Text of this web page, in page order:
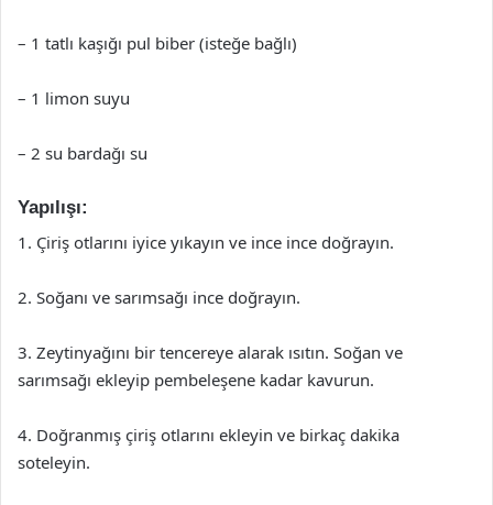
– 1 tatlı kaşığı pul biber (isteğe bağlı)
– 1 limon suyu
– 2 su bardağı su
Yapılışı:
1. Çiriş otlarını iyice yıkayın ve ince ince doğrayın.
2. Soğanı ve sarımsağı ince doğrayın.
3. Zeytinyağını bir tencereye alarak ısıtın. Soğan ve
sarımsağı ekleyip pembeleşene kadar kavurun.
4. Doğranmış çiriş otlarını ekleyin ve birkaç dakika
soteleyin.